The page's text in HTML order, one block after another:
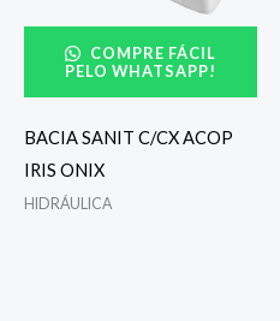
COMPRE FÁCIL
PELO WHATSAPP!
BACIA SANIT C/CX ACOP
IRIS ONIX
HIDRÁULICA